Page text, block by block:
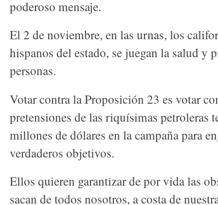
poderoso mensaje.
El 2 de noviembre, en las urnas, los
hispanos del estado, se juegan la salud y
personas.
Votar contra la Proposición 23 es votar
pretensiones de las riquísimas petroleras
millones de dólares en la campaña para
verdaderos objetivos.
Ellos quieren garantizar de por vida las
sacan de todos nosotros, a costa de